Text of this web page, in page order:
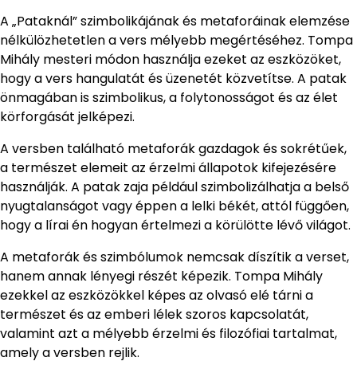
A „Pataknál” szimbolikájának és metaforáinak elemzése
nélkülözhetetlen a vers mélyebb megértéséhez. Tompa
Mihály mesteri módon használja ezeket az eszközöket,
hogy a vers hangulatát és üzenetét közvetítse. A patak
önmagában is szimbolikus, a folytonosságot és az élet
körforgását jelképezi.
A versben található metaforák gazdagok és sokrétűek,
a természet elemeit az érzelmi állapotok kifejezésére
használják. A patak zaja például szimbolizálhatja a belső
nyugtalanságot vagy éppen a lelki békét, attól függően,
hogy a lírai én hogyan értelmezi a körülötte lévő világot.
A metaforák és szimbólumok nemcsak díszítik a verset,
hanem annak lényegi részét képezik. Tompa Mihály
ezekkel az eszközökkel képes az olvasó elé tárni a
természet és az emberi lélek szoros kapcsolatát,
valamint azt a mélyebb érzelmi és filozófiai tartalmat,
amely a versben rejlik.